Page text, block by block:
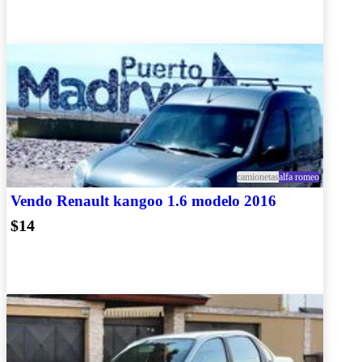
camionetasalfa romeo
Vendo Renault kangoo 1.6 modelo 2016
$14